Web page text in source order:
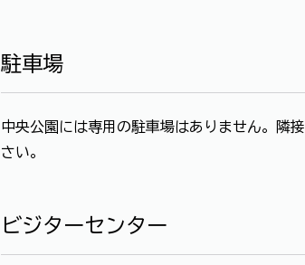
駐車場
中央公園には専用の駐車場はありません。隣
さい。
ビジターセンター